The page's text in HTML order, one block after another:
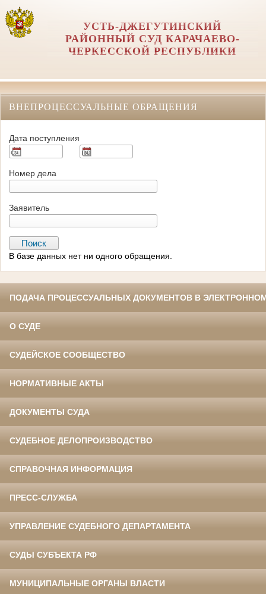
УСТЬ-ДЖЕГУТИНСКИЙ
РАЙОННЫЙ СУД КАРАЧАЕВО-
ЧЕРКЕССКОЙ РЕСПУБЛИКИ
ВНЕПРОЦЕССУАЛЬНЫЕ ОБРАЩЕНИЯ
Дата поступления
Номер дела
Заявитель
В базе данных нет ни одного обращения.
ПОДАЧА ПРОЦЕССУАЛЬНЫХ ДОКУМЕНТОВ В
О СУДЕ
СУДЕЙСКОЕ СООБЩЕСТВО
НОРМАТИВНЫЕ АКТЫ
ДОКУМЕНТЫ СУДА
СУДЕБНОЕ ДЕЛОПРОИЗВОДСТВО
СПРАВОЧНАЯ ИНФОРМАЦИЯ
ПРЕСС-СЛУЖБА
УПРАВЛЕНИЕ СУДЕБНОГО ДЕПАРТАМЕНТА
СУДЫ СУБЪЕКТА РФ
МУНИЦИПАЛЬНЫЕ ОРГАНЫ ВЛАСТИ